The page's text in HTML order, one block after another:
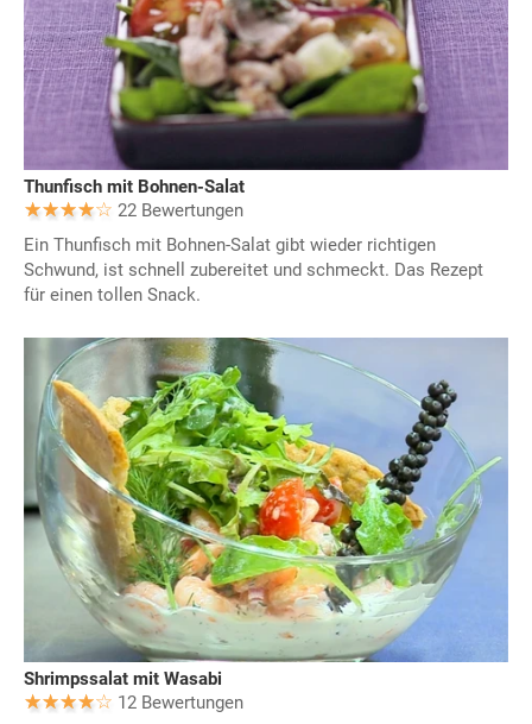
Thunfisch mit Bohnen-Salat
22 Bewertungen
Ein Thunfisch mit Bohnen-Salat gibt wieder richtigen
Schwund, ist schnell zubereitet und schmeckt. Das Rezept
für einen tollen Snack.
Shrimpssalat mit Wasabi
12 Bewertungen